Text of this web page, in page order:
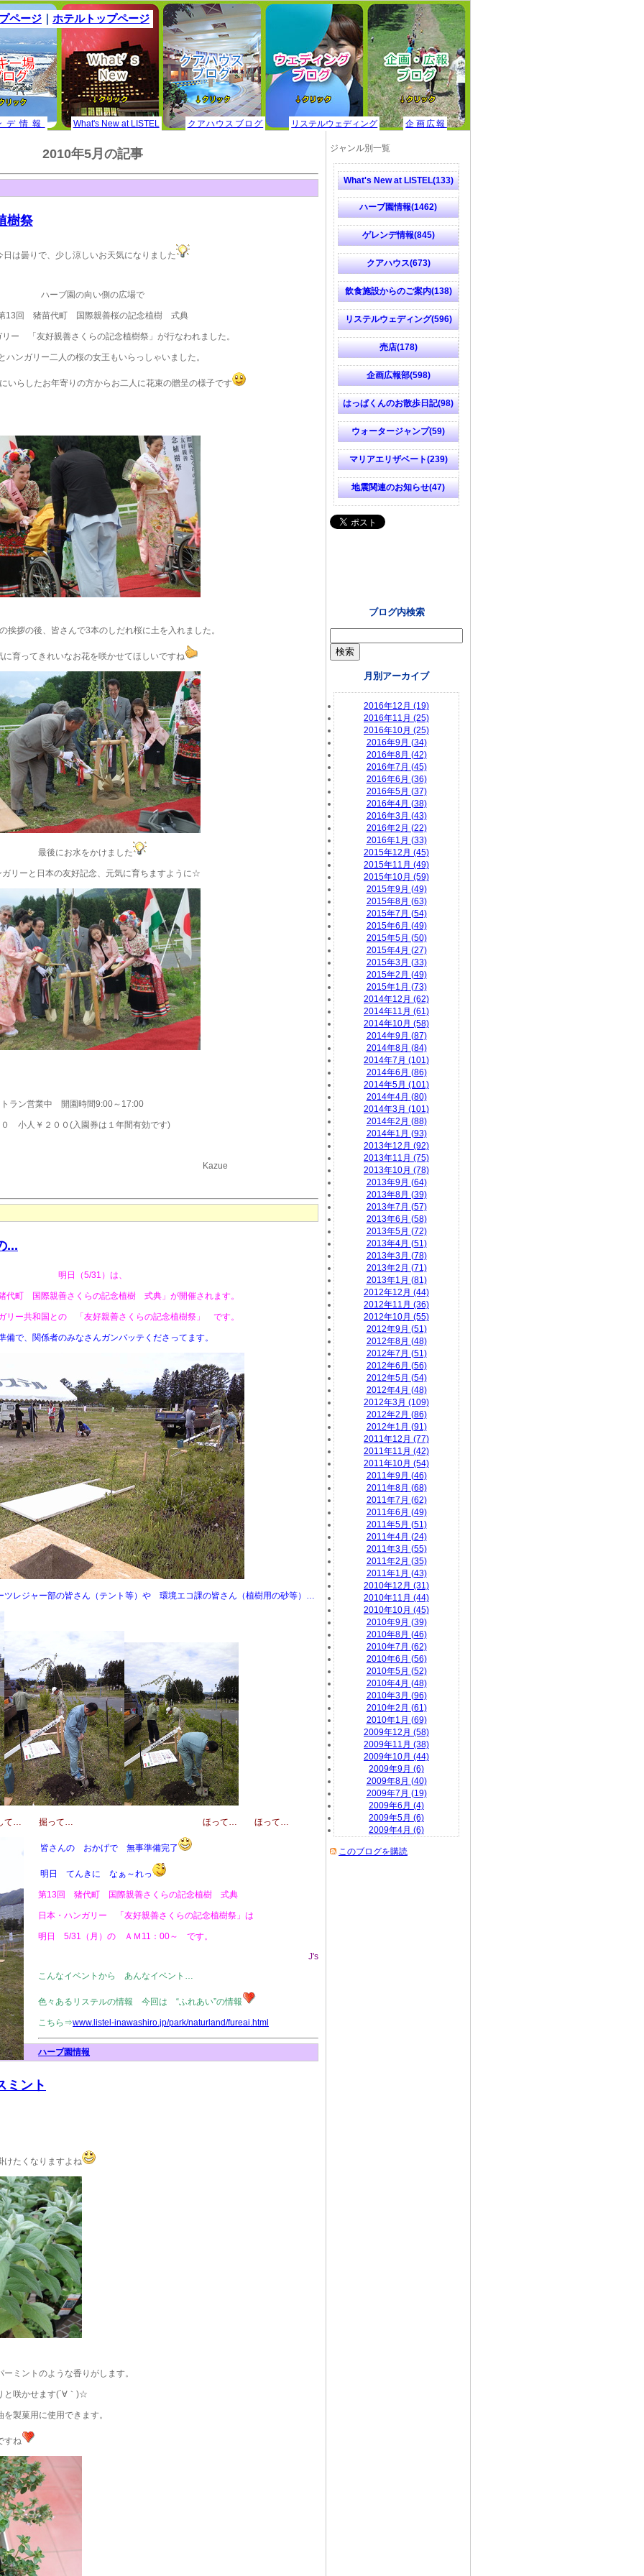
ページ ｜ ホテルトップページ
デ情報 What's New at LISTEL クアハウスブログ リステルウェディング 企画広報
ジャンル別一覧
What's New at LISTEL(133)
ハーブ園情報(1462)
ゲレンデ情報(845)
クアハウス(673)
飲食施設からのご案内(138)
リステルウェディング(596)
売店(178)
企画広報部(598)
はっぱくんのお散歩日記(98)
ウォータージャンプ(59)
マリアエリザベート(239)
地震関連のお知らせ(47)
ブログ内検索
月別アーカイブ
2016年12月 (19)
2016年11月 (25)
2016年10月 (25)
2016年9月 (34)
2016年8月 (42)
2016年7月 (45)
2016年6月 (36)
2016年5月 (37)
2016年4月 (38)
2016年3月 (43)
2016年2月 (22)
2016年1月 (33)
2015年12月 (45)
2015年11月 (49)
2015年10月 (59)
2015年9月 (49)
2015年8月 (63)
2015年7月 (54)
2015年6月 (49)
2015年5月 (50)
2015年4月 (27)
2015年3月 (33)
2015年2月 (49)
2015年1月 (73)
2014年12月 (62)
2014年11月 (61)
2014年10月 (58)
2014年9月 (87)
2014年8月 (84)
2014年7月 (101)
2014年6月 (86)
2014年5月 (101)
2014年4月 (80)
2014年3月 (101)
2014年2月 (88)
2014年1月 (93)
2013年12月 (92)
2013年11月 (75)
2013年10月 (78)
2013年9月 (64)
2013年8月 (39)
2013年7月 (57)
2013年6月 (58)
2013年5月 (72)
2013年4月 (51)
2013年3月 (78)
2013年2月 (71)
2013年1月 (81)
2012年12月 (44)
2012年11月 (36)
2012年10月 (55)
2012年9月 (51)
2012年8月 (48)
2012年7月 (51)
2012年6月 (56)
2012年5月 (54)
2012年4月 (48)
2012年3月 (109)
2012年2月 (86)
2012年1月 (91)
2011年12月 (77)
2011年11月 (42)
2011年10月 (54)
2011年9月 (46)
2011年8月 (68)
2011年7月 (62)
2011年6月 (49)
2011年5月 (51)
2011年4月 (24)
2011年3月 (55)
2011年2月 (35)
2011年1月 (43)
2010年12月 (31)
2010年11月 (44)
2010年10月 (45)
2010年9月 (39)
2010年8月 (46)
2010年7月 (62)
2010年6月 (56)
2010年5月 (52)
2010年4月 (48)
2010年3月 (96)
2010年2月 (61)
2010年1月 (69)
2009年12月 (58)
2009年11月 (38)
2009年10月 (44)
2009年9月 (6)
2009年8月 (40)
2009年7月 (19)
2009年6月 (4)
2009年5月 (6)
2009年4月 (6)
このブログを購読
2010年5月の記事
樹祭
日は曇りで、少し涼しいお天気になりました
ハーブ園の向い側の広場で
13回 猪苗代町 国際親善桜の記念植樹 式典
ー 「友好親善さくらの記念植樹祭」が行なわれました。
ハンガリー二人の桜の女王もいらっしゃいました。
いらしたお年寄りの方からお二人に花束の贈呈の様子です
挨拶の後、皆さんで3本のしだれ桜に土を入れました。
に育ってきれいなお花を咲かせてほしいですね
最後にお水をかけました
ガリーと日本の友好記念、元気に育ちますように☆
ラン営業中 開園時間9:00～17:00
小人￥２００(入園券は１年間有効です)
...
明日（5/31）は、
代町 国際親善さくらの記念植樹 式典」が開催されます。
リー共和国との 「友好親善さくらの記念植樹祭」 です。
備で、関係者のみなさんガンバッテくださってます。
ツレジャー部の皆さん（テント等）や 環境エコ課の皆さん（植樹用の砂等）…
さんがさして… 掘って… ほって… ほって…
皆さんの おかげで 無事準備完了
明日 てんきに なぁ～れっ
第13回 猪代町 国際親善さくらの記念植樹 式典
日本・ハンガリー 「友好親善さくらの記念植樹祭」は
明日 5/31（月）の ＡＭ11：00～ です。
J's
こんなイベントから あんなイベント…
色々あるリステルの情報 今回は “ふれあい”の情報
こちら⇒www.listel-inawashiro.jp/park/naturland/fureai.html
ハーブ園情報
ミント
けたくなりますよね
ミントのような香りがします。
と咲かせます(´∀｀)☆
製菓用に使用できます。
すね